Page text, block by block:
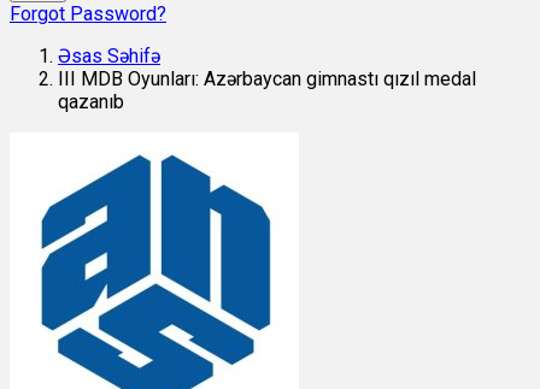
Forgot Password?
Əsas Səhifə
III MDB Oyunları: Azərbaycan gimnastı qızıl medal
qazanıb